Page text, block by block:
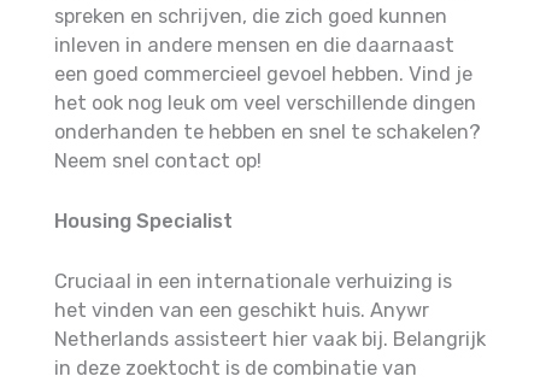
spreken en schrijven, die zich goed kunnen
inleven in andere mensen en die daarnaast
een goed commercieel gevoel hebben. Vind je
het ook nog leuk om veel verschillende dingen
onderhanden te hebben en snel te schakelen?
Neem snel contact op!
Housing Specialist
Cruciaal in een internationale verhuizing is
het vinden van een geschikt huis. Anywr
Netherlands assisteert hier vaak bij. Belangrijk
in deze zoektocht is de combinatie van